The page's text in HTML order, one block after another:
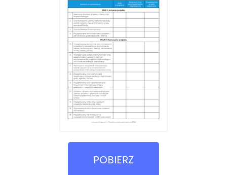
POBIERZ